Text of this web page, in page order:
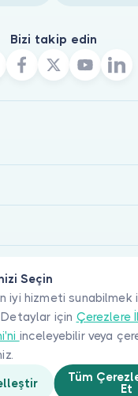
Seçin
iyi hizmeti sunabilmek
Detaylar için Çerezlere
inceleyebilir veya
Tüm
Et
Bizi takip edin